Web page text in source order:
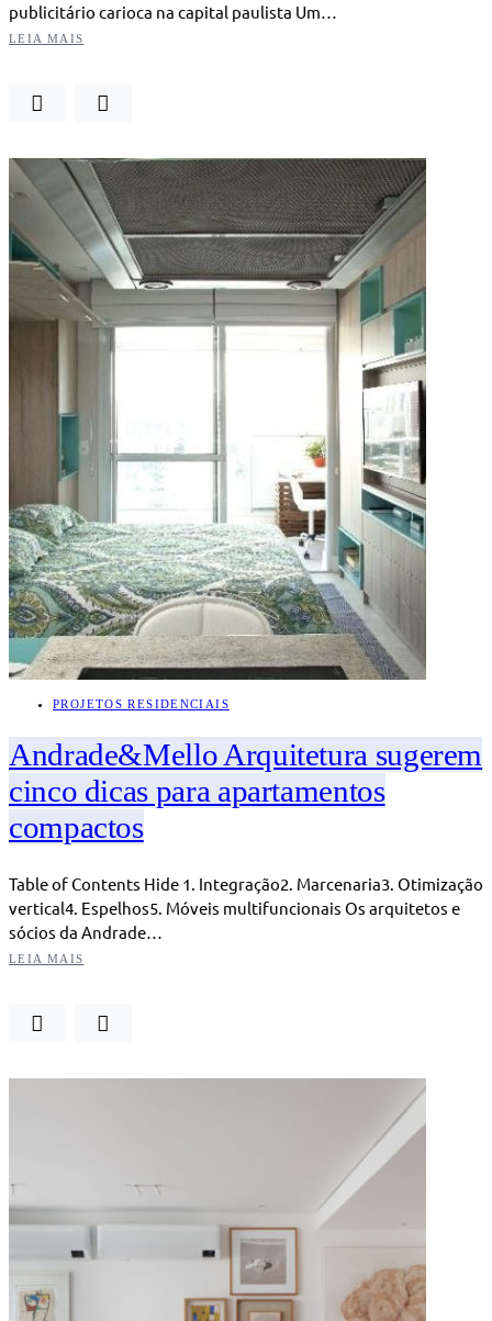
publicitário carioca na capital paulista Um…
LEIA MAIS
PROJETOS RESIDENCIAIS
Andrade&Mello Arquitetura sugerem
cinco dicas para apartamentos
compactos
Table of Contents Hide 1. Integração2. Marcenaria3. Otimização
vertical4. Espelhos5. Móveis multifuncionais Os arquitetos e
sócios da Andrade…
LEIA MAIS